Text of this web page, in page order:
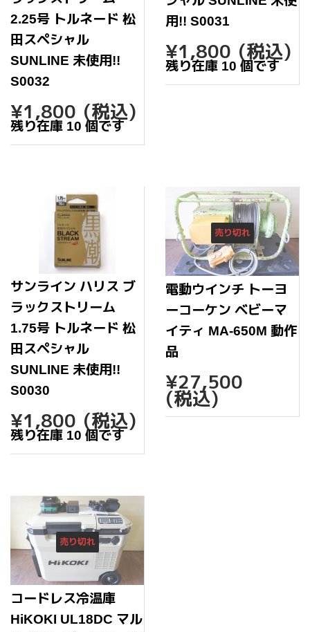
2.25号 トルネード 松
田スペシャル
SUNLINE 未使用!!
S0032
通
常
価
格
¥1,800 ¥1,800
(税込)
残り在庫 10 個です
用!! S0031
通
常
価
格
¥1,800 (税込)
残り在庫 10 個です
サンライン ハリス ブ
ラックストリーム
1.75号 トルネード 松
田スペシャル
SUNLINE 未使用!!
S0030
通
常
価
格
¥1,800 ¥1,800
(税込)
残り在庫 10 個です
売り切れ
電動ウインチ トーヨ
ーコーケン ベビーマ
イティ MA-650M 動作
品
通
常
価
格
¥27,500
(税込)
売り切れ
コードレス冷温庫
HiKOKI UL18DC マル